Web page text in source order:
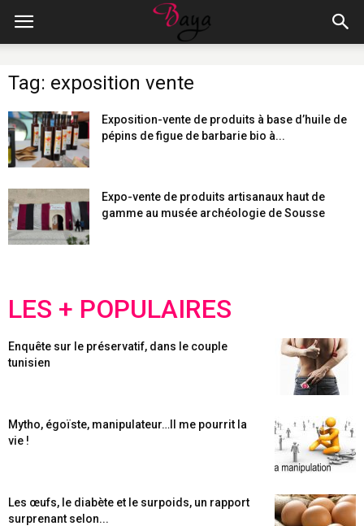
Tag: exposition vente
Exposition-vente de produits à base d’huile de
pépins de figue de barbarie bio à...
Expo-vente de produits artisanaux haut de
gamme au musée archéologie de Sousse
LES + POPULAIRES
Enquête sur le préservatif, dans le couple
tunisien
Mytho, égoïste, manipulateur…Il me pourrit la
vie !
Les œufs, le diabète et le surpoids, un rapport
surprenant selon...